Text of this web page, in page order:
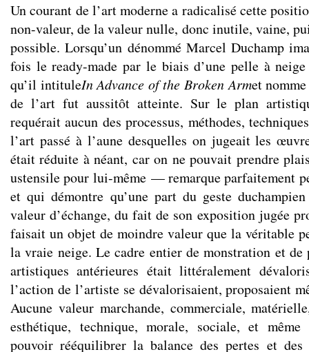
Un courant de l’art moderne a radicalisé cette
non-valeur, de la valeur nulle, donc inutile, vaine,
possible. Lorsqu’un dénommé Marcel Duchamp
fois le ready-made par le biais d’une pelle à
qu’il intituleIn Advance of the Broken Armet
de l’art fut aussitôt atteinte. Sur le plan
requérait aucun des processus, méthodes,
l’art passé à l’aune desquelles on jugeait les
était réduite à néant, car on ne pouvait prendre
ustensile pour lui-même — remarque parfaitement
et qui démontre qu’une part du geste
valeur d’échange, du fait de son exposition jugée
faisait un objet de moindre valeur que la véritable
la vraie neige. Le cadre entier de monstration et de
artistiques antérieures était littéralement
l’action de l’artiste se dévalorisaient, proposaient
Aucune valeur marchande, commerciale,
esthétique, technique, morale, sociale, et
pouvoir rééquilibrer la balance des pertes et